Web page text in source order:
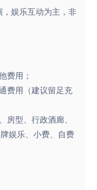
，娱乐互动为主，非
费用；
费用（建议留足充
房型、行政酒廊、
娱乐、小费、自费